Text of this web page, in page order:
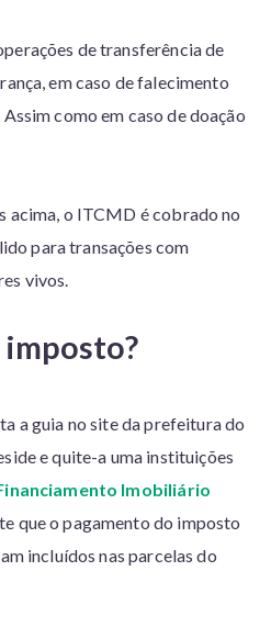
de transferência de
em caso de falecimento
como em caso de doação
acima, o ITCMD é cobrado no
para transações com
vivos.
imposto?
a guia no site da prefeitura do
e quite-a uma instituições
Imobiliário
que o pagamento do imposto
incluídos nas parcelas do